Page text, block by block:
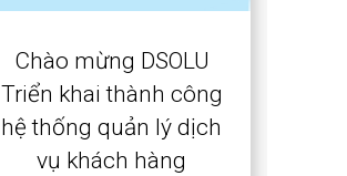
Chào mừng DSOLU
Triển khai thành công
hệ thống quản lý dịch
vụ khách hàng